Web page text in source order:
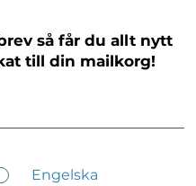
så får du allt nytt
till din mailkorg!
Engelska